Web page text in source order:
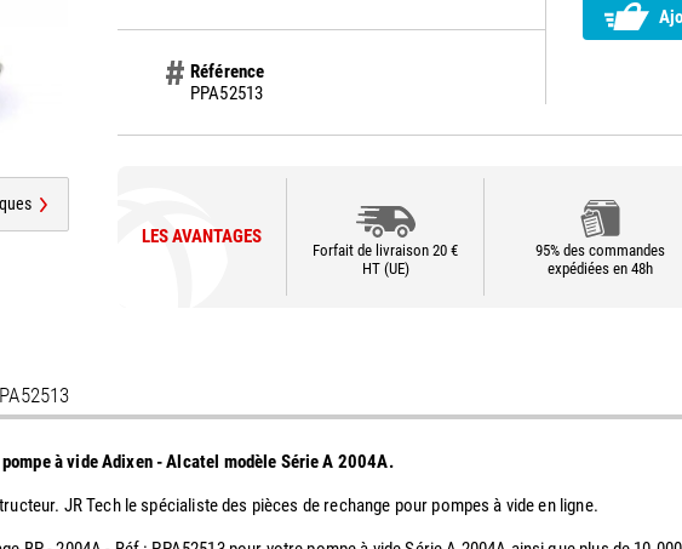
Référence
PPA52513
LES AVANTAGES
Forfait de livraison 20 €
HT (UE)
95% des commandes
expédiées en 48h
à vide Adixen - Alcatel modèle Série A 2004A.
JR Tech le spécialiste des pièces de rechange pour pompes à vide en ligne.